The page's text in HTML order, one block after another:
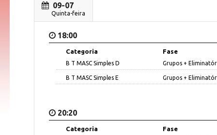
09-07
Quinta-feira
18:00
Categoria Fase
B T MASC Simples D Grupos +
B T MASC Simples E Grupos +
20:20
Categoria Fase